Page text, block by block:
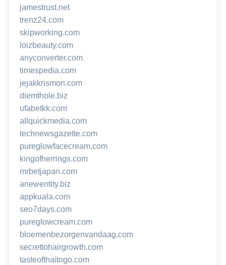
jamestrust.net
trenz24.com
skipworking.com
loizbeauty.com
anyconverter.com
timespedia.com
jejakkrismon.com
diemthole.biz
ufabetkk.com
allquickmedia.com
technewsgazette.com
pureglowfacecream.com
kingofherrings.com
mrbetjapan.com
anewentity.biz
appkuala.com
seo7days.com
pureglowcream.com
bloemenbezorgenvandaag.com
secrettohairgrowth.com
tasteofthaitogo.com